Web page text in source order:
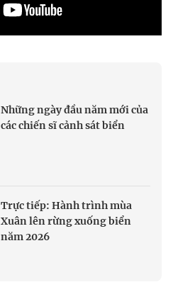
Những ngày đầu năm mới của
các chiến sĩ cảnh sát biển
Trực tiếp: Hành trình mùa
Xuân lên rừng xuống biển
năm 2026